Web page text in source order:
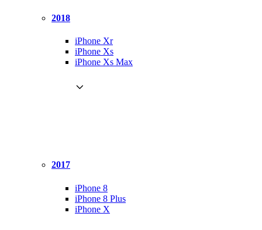
2018
iPhone Xr
iPhone Xs
iPhone Xs Max
2017
iPhone 8
iPhone 8 Plus
iPhone X